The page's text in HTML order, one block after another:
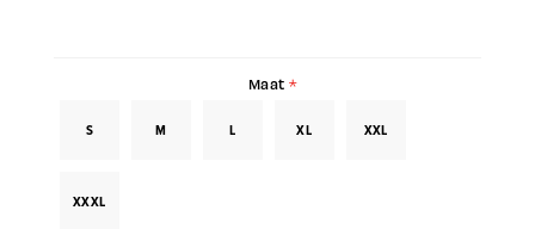
Maat *
S M L XL XXL
XXXL